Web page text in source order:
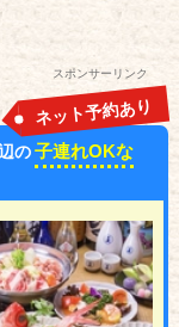
スポンサーリンク
の子連れOKな
ネット予約あり